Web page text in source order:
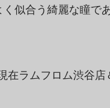
似合う綺麗な瞳で
在ラムフロム渋谷